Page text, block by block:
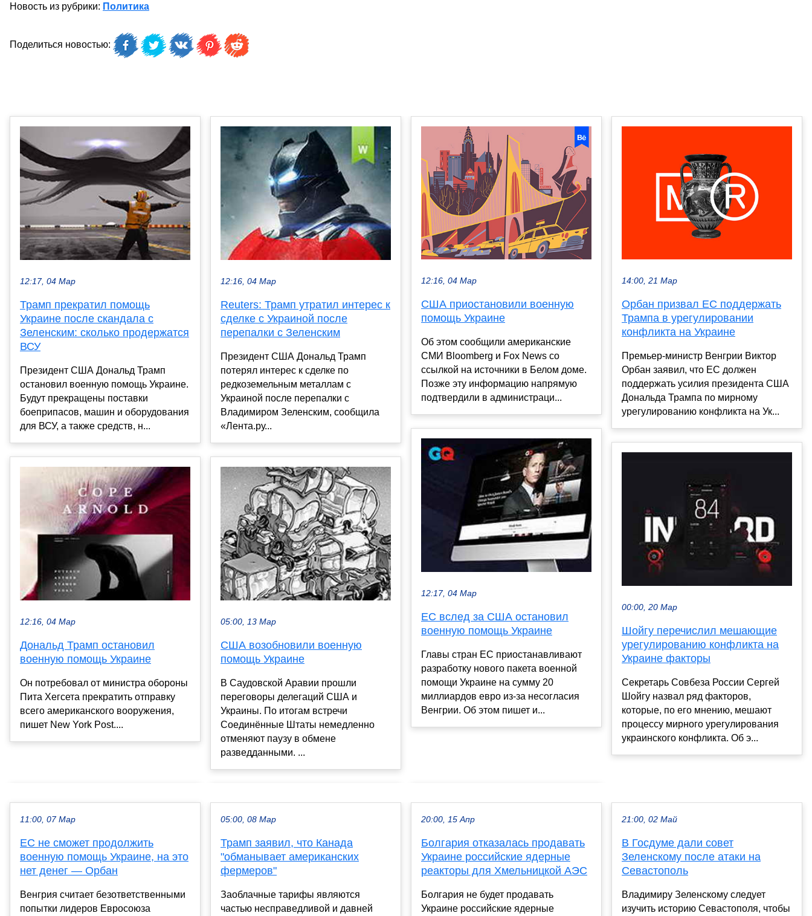
Новость из рубрики: Политика
Поделиться новостью:
12:17, 04 Мар
Трамп прекратил помощь
Украине после скандала с
Зеленским: сколько продержатся
ВСУ
Президент США Дональд Трамп
остановил военную помощь Украине.
Будут прекращены поставки
боеприпасов, машин и оборудования
для ВСУ, а также средств, н...
12:16, 04 Мар
Дональд Трамп остановил
военную помощь Украине
Он потребовал от министра обороны
Пита Хегсета прекратить отправку
всего американского вооружения,
пишет New York Post....
12:16, 04 Мар
Reuters: Трамп утратил интерес к
сделке с Украиной после
перепалки с Зеленским
Президент США Дональд Трамп
потерял интерес к сделке по
редкоземельным металлам с
Украиной после перепалки с
Владимиром Зеленским, сообщила
«Лента.ру...
05:00, 13 Мар
США возобновили военную
помощь Украине
В Саудовской Аравии прошли
переговоры делегаций США и
Украины. По итогам встречи
Соединённые Штаты немедленно
отменяют паузу в обмене
разведданными. ...
12:16, 04 Мар
США приостановили военную
помощь Украине
Об этом сообщили американские
СМИ Bloomberg и Fox News со
ссылкой на источники в Белом доме.
Позже эту информацию напрямую
подтвердили в администраци...
12:17, 04 Мар
ЕС вслед за США остановил
военную помощь Украине
Главы стран ЕС приостанавливают
разработку нового пакета военной
помощи Украине на сумму 20
миллиардов евро из-за несогласия
Венгрии. Об этом пишет и...
14:00, 21 Мар
Орбан призвал ЕС поддержать
Трампа в урегулировании
конфликта на Украине
Премьер-министр Венгрии Виктор
Орбан заявил, что ЕС должен
поддержать усилия президента США
Дональда Трампа по мирному
урегулированию конфликта на Ук...
00:00, 20 Мар
Шойгу перечислил мешающие
урегулированию конфликта на
Украине факторы
Секретарь Совбеза России Сергей
Шойгу назвал ряд факторов,
которые, по его мнению, мешают
процессу мирного урегулирования
украинского конфликта. Об э...
11:00, 07 Мар
ЕС не сможет продолжить
военную помощь Украине, на это
нет денег — Орбан
Венгрия считает безответственными
попытки лидеров Евросоюза
05:00, 08 Мар
Трамп заявил, что Канада
"обманывает американских
фермеров"
Заоблачные тарифы являются
частью несправедливой и давней
20:00, 15 Апр
Болгария отказалась продавать
Украине российские ядерные
реакторы для Хмельницкой АЭС
Болгария не будет продавать
Украине российские ядерные
21:00, 02 Май
В Госдуме дали совет
Зеленскому после атаки на
Севастополь
Владимиру Зеленскому следует
изучить историю Севастополя, чтобы